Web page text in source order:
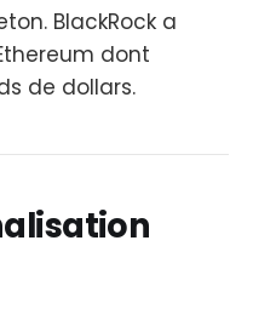
BlackRock a
dont
de dollars.